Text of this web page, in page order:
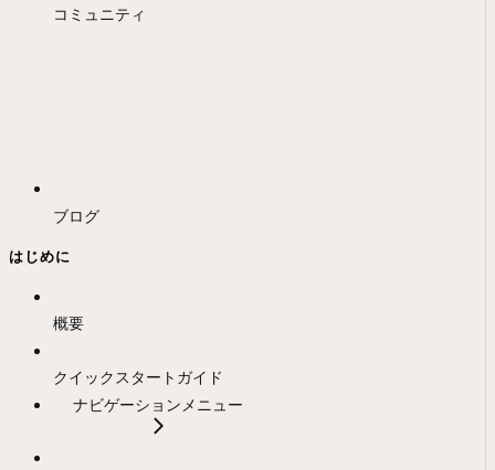
コミュニティ
ブログ
はじめに
概要
クイックスタートガイド
ナビゲーションメニュー